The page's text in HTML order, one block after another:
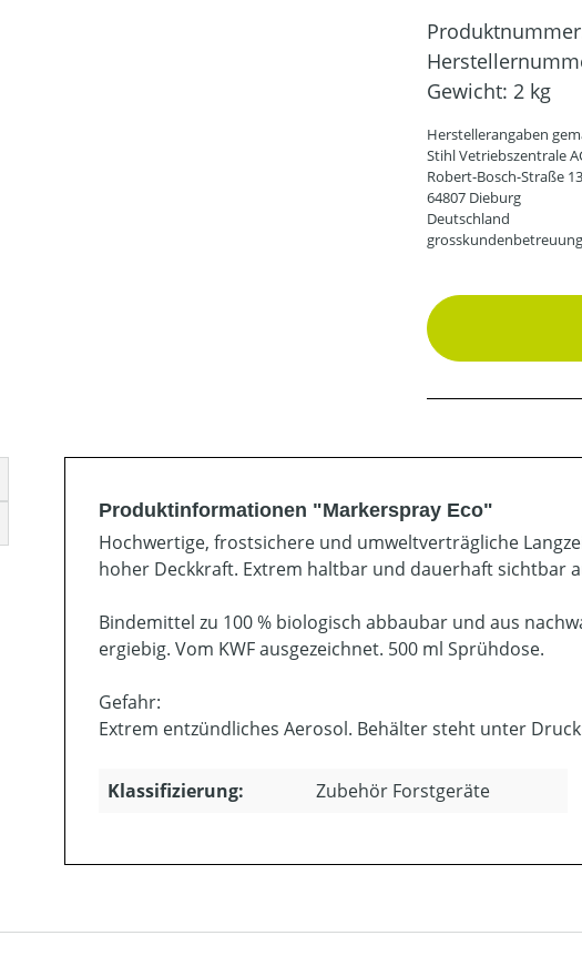
Gewicht: 2 kg
Herstellerangaben
Stihl Vetriebszentrale
Robert-Bosch-Straße 13
64807 Dieburg
Deutschland
Produktinformationen "Markerspray Eco"
Hochwertige, frostsichere und umweltverträgliche
hoher Deckkraft. Extrem haltbar und dauerhaft sichtbar
Bindemittel zu 100 % biologisch abbaubar und aus
ergiebig. Vom KWF ausgezeichnet. 500 ml Sprühdose.
Gefahr:
Extrem entzündliches Aerosol. Behälter steht unter
Klassifizierung: Zubehör Forstgeräte